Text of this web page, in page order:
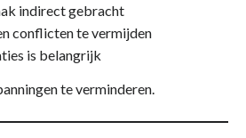
indirect gebracht
conflicten te vermijden
is belangrijk
te verminderen.